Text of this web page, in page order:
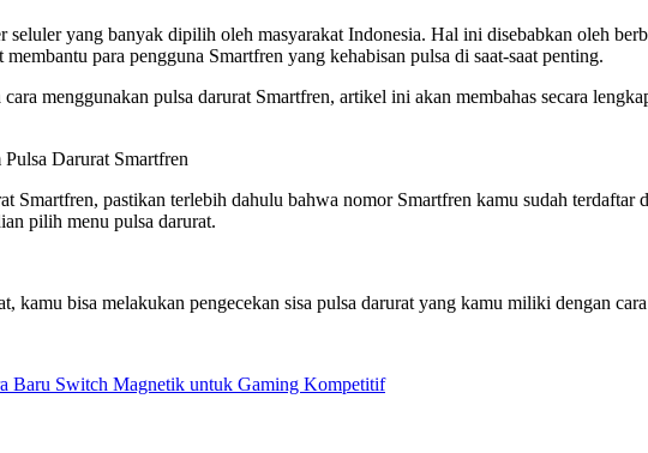
seluler yang banyak dipilih oleh masyarakat Indonesia. Hal ini disebabkan oleh
para pengguna Smartfren yang kehabisan pulsa di saat-saat penting.
menggunakan pulsa darurat Smartfren, artikel ini akan membahas secara
Darurat Smartfren
Smartfren, pastikan terlebih dahulu bahwa nomor Smartfren kamu sudah
pilih menu pulsa darurat.
kamu bisa melakukan pengecekan sisa pulsa darurat yang kamu miliki dengan
Switch Magnetik untuk Gaming Kompetitif